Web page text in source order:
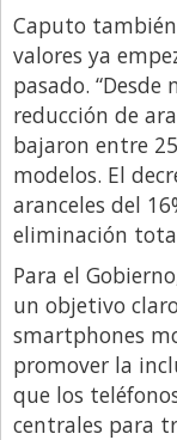
Caputo
valores ya
pasado.
reducción de
bajaron entre
modelos. El
aranceles del
eliminación
Para el
un objetivo
smartphones
promover la
que los
centrales para